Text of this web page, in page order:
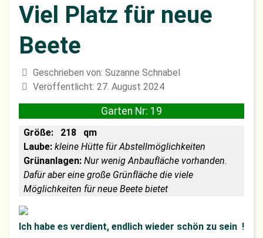
Viel Platz für neue
Beete
Geschrieben von: Suzanne Schnabel
Veröffentlicht: 27. August 2024
Garten Nr: 19
Größe: 218
qm
Laube: kleine Hütte für Abstellmöglichkeiten
Grünanlagen: Nur wenig Anbaufläche vorhanden.
Dafür aber eine große Grünfläche die viele
Möglichkeiten für neue Beete bietet
Ich habe es verdient, endlich wieder schön zu sein !